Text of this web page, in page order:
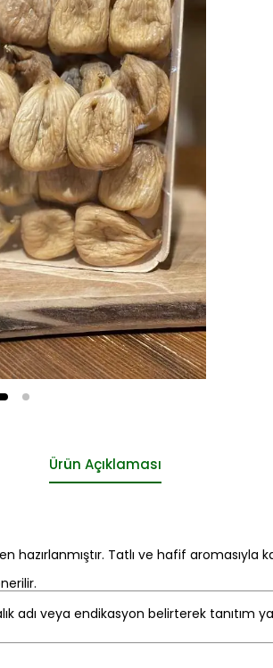
Ürün Açıklaması
Tatlı ve hafif aromasıyla
adı veya endikasyon belirterek tanıtım